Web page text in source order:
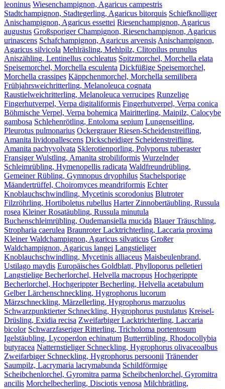
leoninus Wiesenchampignon, Agaricus campestris
Stadtchampignon, Stadtegerling, Agaricus bitorquis Schiefknolliger
Anischampignon, Agaricus essettei Riesenchampignon, Agaricus
augustus Großsporiger Champignon, Riesenchampignon, Agaricus
urinascens Schafchampignon, Agaricus arvensisAnischampignon,
Agaricus silvicola Mehlräsling, Mehlpilz, Clitopilus prunulus
Aniszähling, Lentinellus cochleatus Spitzmorchel, Morchella elata
Speisemorchel, Morchella esculenta Dickfüßige Speisemorchel,
Morchella crassipes Käppchenmorchel, Morchella semilibera
Frühjahrsweichritterling, Melanoleuca cognata
Raustielweichritterling, Melanoleuca verrucipes Runzelige
Fingerhutverpel, Verpa digitaliformis Fingerhutverpel, Verpa conica
Böhmische Verpel, Verpa bohemica Mairitterling, Maipilz, Calocybe
gambosa Schlehenrötling, Entoloma sepium Lungenseitling,
Pleurotus pulmonarius Ockergrauer Riesen-Scheidenstreifling,
Amanita lividopallescens Dickscheidiger Scheidenstreifling,
Amanita pachyvolvata Sklerotienporling, Polyporus tuberaster
Fransiger Wulstling, Amanita strobiliformis Wurzelnder
Schleimrübling, Hymenopellis radicata Waldfreundrübling,
Gemeiner Rübling, Gymnopus dryophilus Stachelsporige
Mäandertrüffel, Choiromyces meandriformis Echter
Knoblauchschwindling, Mycetinis scorodonius Blutroter
Filzröhrling, Hortiboletus rubellus Harter Zinnobertäubling, Russula
rosea Kleiner Rosatäubling, Russula minutula
Buchenschleimrübling, Oudemansiella mucida Blauer Träuschling,
Stropharia caerulea Braunroter Lacktrichterling, Laccaria proxima
Kleiner Waldchampignon, Agaricus silvaticus Großer
Waldchampignon, Agaricus langei Langstieliger
Knoblauchschwindling, Mycetinis alliaceus Maisbeulenbrand,
Ustilago maydis Europäisches Goldblatt, Phylloporus pelletieri
Langstielige Becherlorchel, Helvella macropus Hochgerippte
Becherlorchel, Hochgerippter Becherling, Helvella acetabulum
Gelber Lärchenschneckling, Hygrophorus lucorum
Märzschneckling, Märzellerling, Hygrophorus marzuolus
Schwarzpunktierter Schneckling, Hygrophorus pustulatus Kreisel-
Drüsling, Exidia recisa Zweifarbiger Lacktrichterling, Laccaria
bicolor Schwarzfaseriger Ritterling, Tricholoma portentosum
Igelstäubling, Lycoperdon echinatum Butterrübling, Rhodocollybia
butyracea Natternstieliger Schneckling, Hygrophorus olivaceoalbus
Zweifarbiger Schneckling, Hygrophorus persoonii Tränender
Saumpilz, Lacrymaria lacrymabunda Schildförmige
Scheibchenlorchel, Gyromitra parma Scheibchenlorchel, Gyromitra
ancilis Morchelbecherling, Disciotis venosa Milchbrätling,